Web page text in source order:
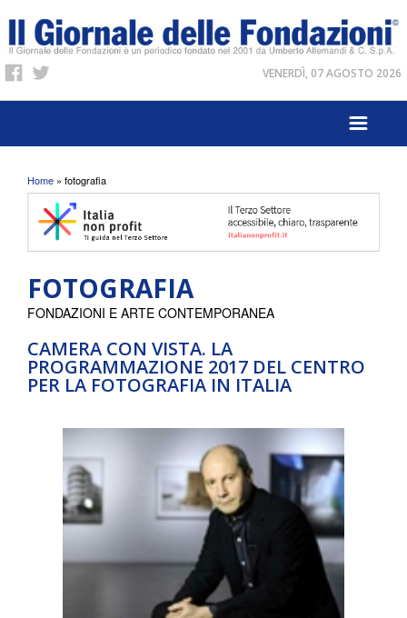
VENERDÌ, 07 AGOSTO 2026
Tu sei qui
Home » fotografia
FOTOGRAFIA
CAMERA CON VISTA. LA
PROGRAMMAZIONE 2017 DEL CENTRO
PER LA FOTOGRAFIA IN ITALIA
FONDAZIONI E ARTE CONTEMPORANEA